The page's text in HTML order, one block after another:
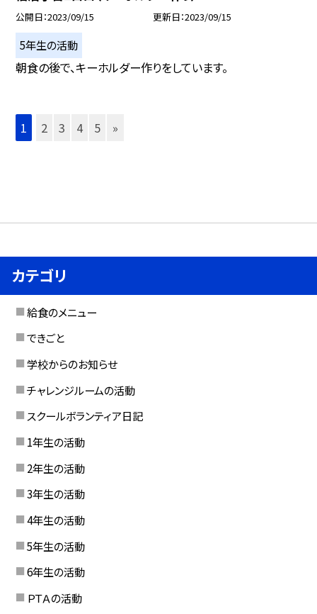
公開日 2023/09/15 更新日 2023/09/15
5年生の活動
朝食の後で、キーホルダー作りをしています。
1 2 3 4 5 »
カテゴリ
給食のメニュー
できごと
学校からのお知らせ
チャレンジルームの活動
スクールボランティア日記
1年生の活動
2年生の活動
3年生の活動
4年生の活動
5年生の活動
6年生の活動
ＰＴＡの活動